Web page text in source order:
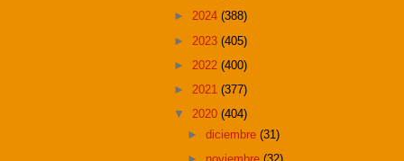
► 2024 (388)
► 2023 (405)
► 2022 (400)
► 2021 (377)
▼ 2020 (404)
►diciembre(31)